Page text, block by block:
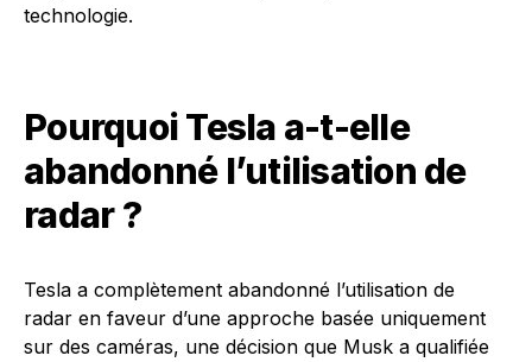
technologie.
Pourquoi Tesla a-t-elle
abandonné l’utilisation de
radar ?
Tesla a complètement abandonné l’utilisation de
radar en faveur d’une approche basée uniquement
sur des caméras, une décision que Musk a qualifiée